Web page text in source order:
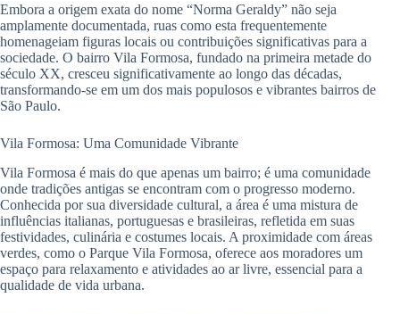
Embora a origem exata do nome “Norma Geraldy” não seja
amplamente documentada, ruas como esta frequentemente
homenageiam figuras locais ou contribuições significativas para a
sociedade. O bairro Vila Formosa, fundado na primeira metade do
século XX, cresceu significativamente ao longo das décadas,
transformando-se em um dos mais populosos e vibrantes bairros de
São Paulo.
Vila Formosa: Uma Comunidade Vibrante
Vila Formosa é mais do que apenas um bairro; é uma comunidade
onde tradições antigas se encontram com o progresso moderno.
Conhecida por sua diversidade cultural, a área é uma mistura de
influências italianas, portuguesas e brasileiras, refletida em suas
festividades, culinária e costumes locais. A proximidade com áreas
verdes, como o Parque Vila Formosa, oferece aos moradores um
espaço para relaxamento e atividades ao ar livre, essencial para a
qualidade de vida urbana.